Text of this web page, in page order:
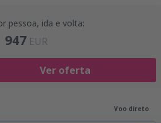
pessoa, ida e volta:
947 EUR
Ver oferta
Voo direto